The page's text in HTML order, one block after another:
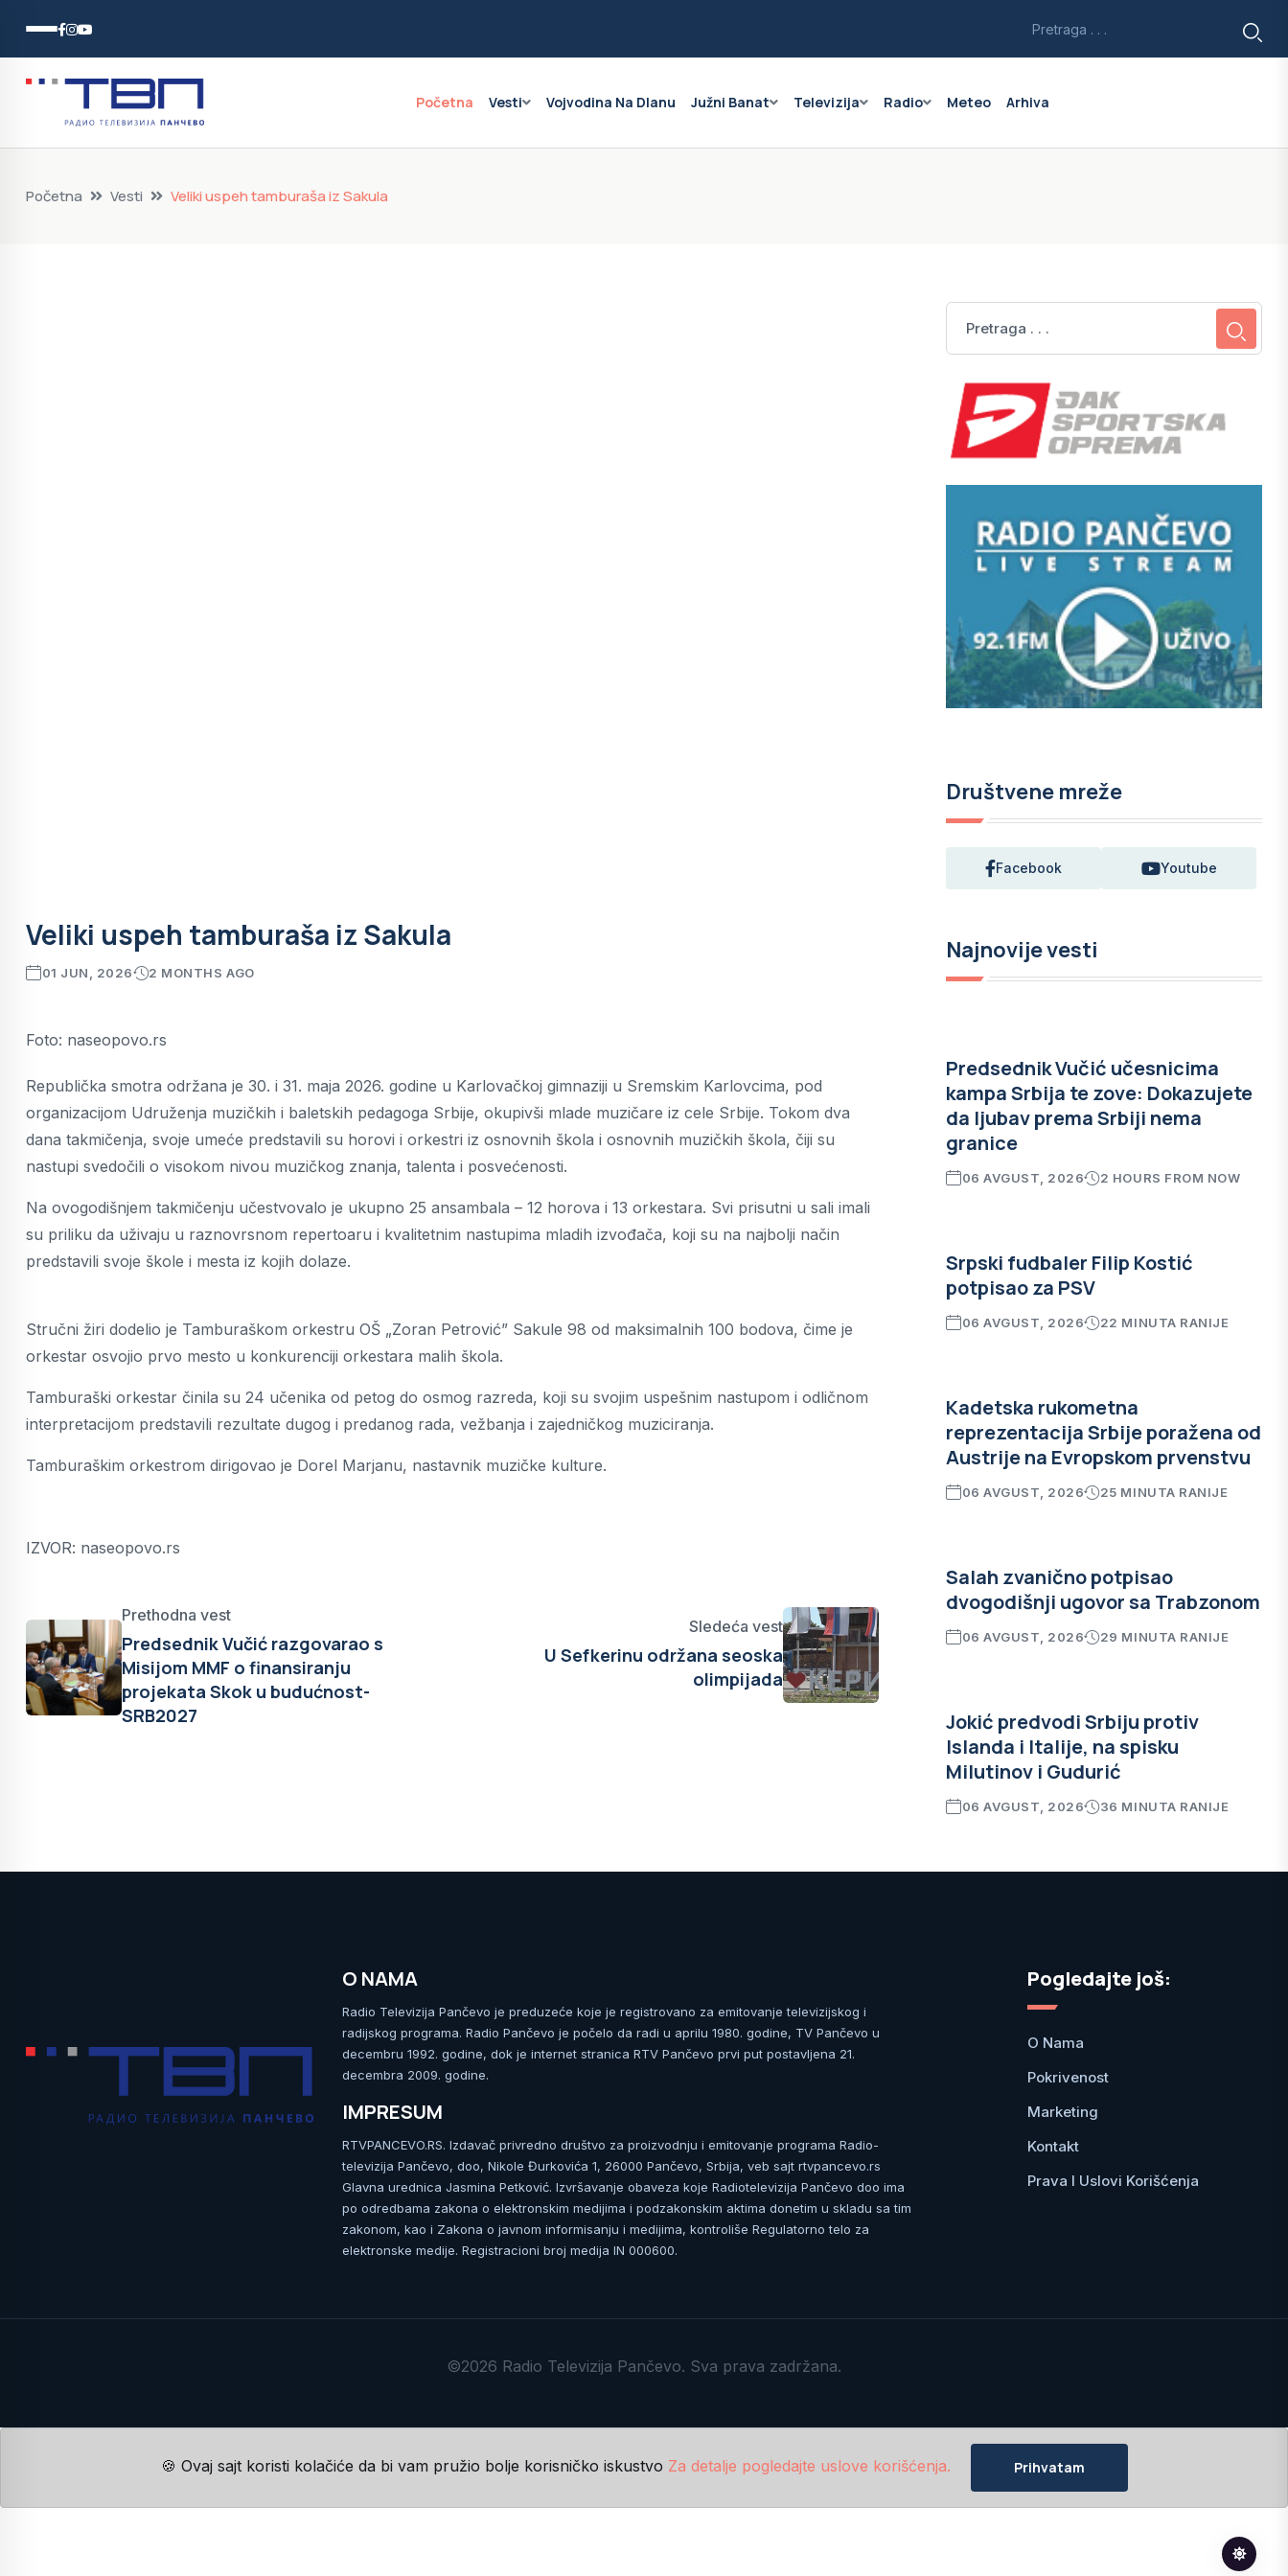
Početna Vesti Vojvodina Na Dlanu Južni Banat Televizija Radio Meteo Arhiva
Početna Vesti Veliki uspeh tamburaša iz Sakula
Veliki uspeh tamburaša iz Sakula
01 JUN, 2026 2 MONTHS AGO
Foto: naseopovo.rs
Republička smotra održana je 30. i 31. maja 2026. godine u Karlovačkoj gimnaziji u Sremskim Karlovcima, pod
organizacijom Udruženja muzičkih i baletskih pedagoga Srbije, okupivši mlade muzičare iz cele Srbije. Tokom dva
dana takmičenja, svoje umeće predstavili su horovi i orkestri iz osnovnih škola i osnovnih muzičkih škola, čiji su
nastupi svedočili o visokom nivou muzičkog znanja, talenta i posvećenosti.
Na ovogodišnjem takmičenju učestvovalo je ukupno 25 ansambala – 12 horova i 13 orkestara. Svi prisutni u sali imali
su priliku da uživaju u raznovrsnom repertoaru i kvalitetnim nastupima mladih izvođača, koji su na najbolji način
predstavili svoje škole i mesta iz kojih dolaze.
Stručni žiri dodelio je Tamburaškom orkestru OŠ „Zoran Petrović” Sakule 98 od maksimalnih 100 bodova, čime je
orkestar osvojio prvo mesto u konkurenciji orkestara malih škola.
Tamburaški orkestar činila su 24 učenika od petog do osmog razreda, koji su svojim uspešnim nastupom i odličnom
interpretacijom predstavili rezultate dugog i predanog rada, vežbanja i zajedničkog muziciranja.
Tamburaškim orkestrom dirigovao je Dorel Marjanu, nastavnik muzičke kulture.
IZVOR: naseopovo.rs
Prethodna vest
Predsednik Vučić razgovarao s
Misijom MMF o finansiranju
projekata Skok u budućnost-
SRB2027
Sledeća vest
U Sefkerinu održana seoska
olimpijada
Društvene mreže
Facebook Youtube
Najnovije vesti
Predsednik Vučić učesnicima
kampa Srbija te zove: Dokazujete
da ljubav prema Srbiji nema
granice
06 AVGUST, 2026 2 HOURS FROM NOW
Srpski fudbaler Filip Kostić
potpisao za PSV
06 AVGUST, 2026 22 MINUTA RANIJE
Kadetska rukometna
reprezentacija Srbije poražena od
Austrije na Evropskom prvenstvu
06 AVGUST, 2026 25 MINUTA RANIJE
Salah zvanično potpisao
dvogodišnji ugovor sa Trabzonom
06 AVGUST, 2026 29 MINUTA RANIJE
Jokić predvodi Srbiju protiv
Islanda i Italije, na spisku
Milutinov i Gudurić
06 AVGUST, 2026 36 MINUTA RANIJE
O NAMA
Radio Televizija Pančevo je preduzeće koje je registrovano za emitovanje televizijskog i
radijskog programa. Radio Pančevo je počelo da radi u aprilu 1980. godine, TV Pančevo u
decembru 1992. godine, dok je internet stranica RTV Pančevo prvi put postavljena 21.
decembra 2009. godine.
IMPRESUM
RTVPANCEVO.RS. Izdavač privredno društvo za proizvodnju i emitovanje programa Radio-
televizija Pančevo, doo, Nikole Đurkovića 1, 26000 Pančevo, Srbija, veb sajt rtvpancevo.rs
Glavna urednica Jasmina Petković. Izvršavanje obaveza koje Radiotelevizija Pančevo doo ima
po odredbama zakona o elektronskim medijima i podzakonskim aktima donetim u skladu sa tim
zakonom, kao i Zakona o javnom informisanju i medijima, kontroliše Regulatorno telo za
elektronske medije. Registracioni broj medija IN 000600.
Pogledajte još:
O Nama
Pokrivenost
Marketing
Kontakt
Prava I Uslovi Korišćenja
©2026 Radio Televizija Pančevo. Sva prava zadržana.
🍪 Ovaj sajt koristi kolačiće da bi vam pružio bolje korisničko iskustvo Za detalje pogledajte uslove korišćenja. Prihvatam